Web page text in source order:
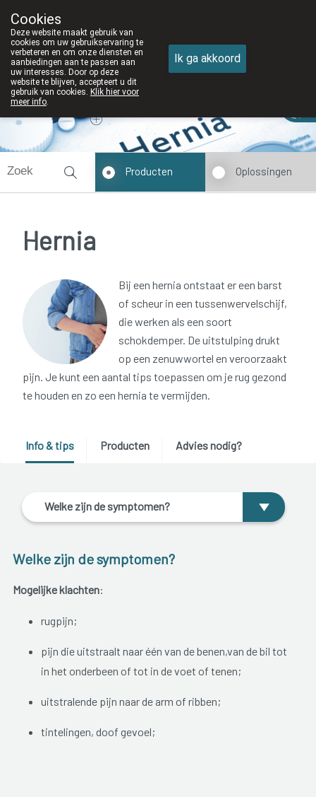
050/82 28 83
Vandaag Nugesloten
Producten Oplossingen
Hernia
Bij een hernia ontstaat er een barst
of scheur in een tussenwervelschijf,
die werken als een soort
schokdemper. De uitstulping drukt
op een zenuwwortel en veroorzaakt
pijn. Je kunt een aantal tips toepassen om je rug gezond
te houden en zo een hernia te vermijden.
Info & tips Producten Advies nodig?
Welke zijn de symptomen?
Welke zijn de symptomen?
Mogelijke klachten:
rugpijn;
pijn die uitstraalt naar één van de benen,van de bil tot
in het onderbeen of tot in de voet of tenen;
uitstralende pijn naar de arm of ribben;
tintelingen, doof gevoel;
Cookies
Deze website maakt gebruik van
cookies om uw gebruikservaring te
verbeteren en om onze diensten en
aanbiedingen aan te passen aan
uw interesses. Door op deze
website te blijven, accepteert u dit
gebruik van cookies. Klik hier voor
meer info.
Ik ga akkoord